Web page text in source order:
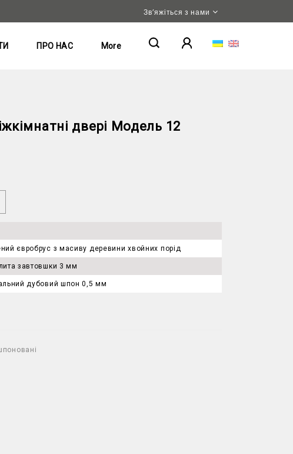
Зв’яжіться з нами
ПРО НАС More
двері Модель 12
євробрус з масиву деревини хвойних порід
завтовшки 3 мм
дубовий шпон 0,5 мм